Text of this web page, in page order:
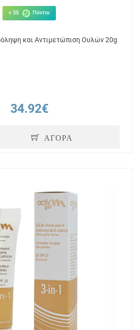
+ 35 Πόντοι
και Αντιμετώπιση Ουλών 20g
34.92€
ΑΓΟΡΑ